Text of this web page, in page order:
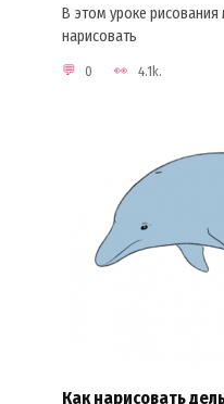
В этом уроке
нарисовать
0 4.1k.
Как нарисовать